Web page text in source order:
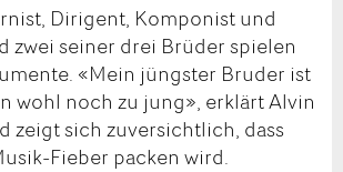
Dirigent, Komponist und
zwei seiner drei Brüder spielen
«Mein jüngster Bruder ist
wohl noch zu jung», erklärt Alvin
zeigt sich zuversichtlich, dass
Fieber packen wird.